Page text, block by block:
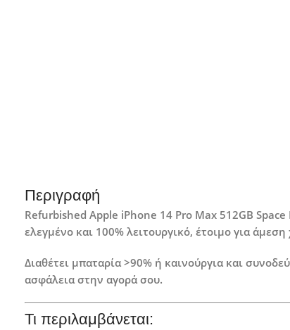
Περιγραφή
Refurbished Apple iPhone 14 Pro Max 512GB
ελεγμένο και 100% λειτουργικό, έτοιμο για
Διαθέτει μπαταρία >90% ή καινούργια και
ασφάλεια στην αγορά σου.
Τι περιλαμβάνεται: